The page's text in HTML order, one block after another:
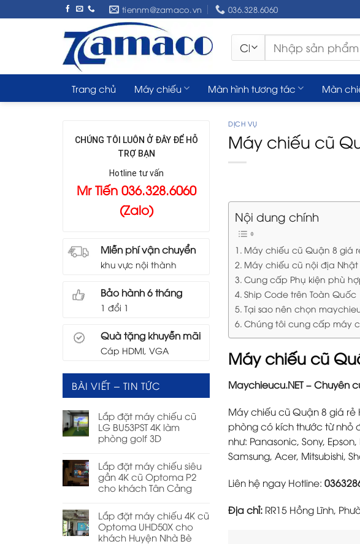
to
tiennm@zamaco.vn 036.328.6060
Tìm
kiếm:
Trang chủ Máy chiếu Màn hình tương tác Màn
CHÚNG TÔI LUÔN Ở ĐÂY ĐỂ HỖ
TRỢ BẠN
Hotline tư vấn
Mr Tiến 036.328.6060
(Zalo)
Miễn phí vận chuyển
khu vực nội thành
Bảo hành 6 tháng
1 đổi 1
Quà tặng khuyễn mãi
Cáp HDMI, VGA
BÀI VIẾT – TIN TỨC
Lắp đặt máy chiếu cũ
LG BU53PST 4K làm
phòng golf 3D
Lắp đặt máy chiếu siêu
gần 4K cũ Optoma P2
cho khách Tân Cảng
Lắp đặt máy chiếu 4K cũ
Optoma UHD50X cho
khách Huyện Nhà Bè
DỊCH VỤ
Máy chiếu cũ
Nội dung chính
Máy chiếu cũ Quận 8 giá
Máy chiếu cũ nội địa Nhật
Cung cấp Phụ kiện phù
Ship Code trên Toàn Quốc
Tại sao nên chọn
Chúng tôi cung cấp máy
Máy chiếu cũ
Maychieucu.NET – Chuyên
Máy chiếu cũ Quận 8 giá rẻ
phòng có kích thước từ nhỏ
như: Panasonic, Sony,
Samsung, Acer, Mitsubishi,
Liên hệ ngay Hotline:
Địa chỉ: RR15 Hồng Lĩnh,